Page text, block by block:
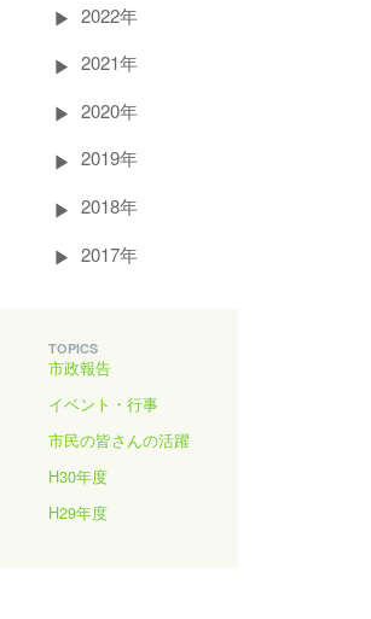
2022年
2021年
2020年
2019年
2018年
2017年
TOPICS
市政報告
イベント・行事
市民の皆さんの活躍
H30年度
H29年度